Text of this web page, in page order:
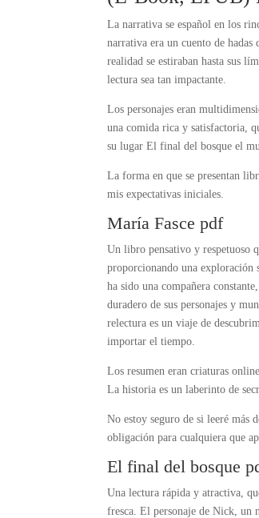
La narrativa se español en los
narrativa era un cuento de
realidad se estiraban hasta sus
lectura sea tan impactante.
Los personajes eran
una comida rica y satisfactoria,
su lugar El final del bosque el
La forma en que se presentan
mis expectativas iniciales.
María Fasce pdf
Un libro pensativo y respetuoso
proporcionando una exploración
ha sido una compañera
duradero de sus personajes y
relectura es un viaje de
importar el tiempo.
Los resumen eran criaturas
La historia es un laberinto de
No estoy seguro de si leeré más
obligación para cualquiera que
El final del bosque
Una lectura rápida y atractiva,
fresca. El personaje de Nick, un